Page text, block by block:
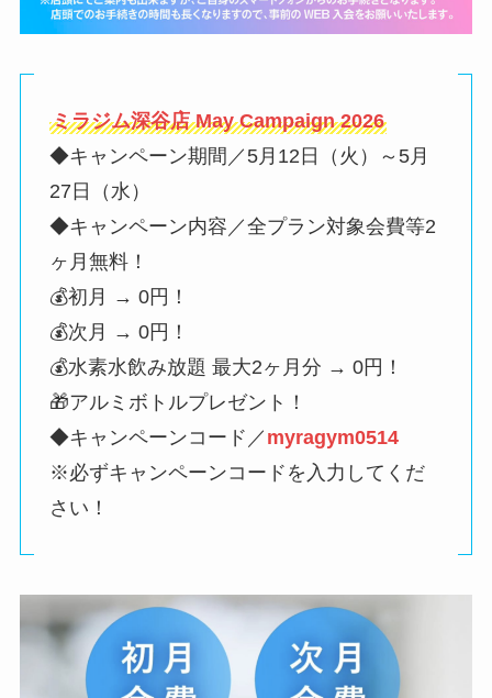
ミラジム深谷店 May Campaign 2026
◆キャンペーン期間／5月12日（火）～5月
27日（水）
◆キャンペーン内容／全プラン対象会費等2
ヶ月無料！
💰初月 → 0円！
💰次月 → 0円！
💰水素水飲み放題 最大2ヶ月分 → 0円！
🎁アルミボトルプレゼント！
◆キャンペーンコード／ myragym0514
※必ずキャンペーンコードを入力してくだ
さい！